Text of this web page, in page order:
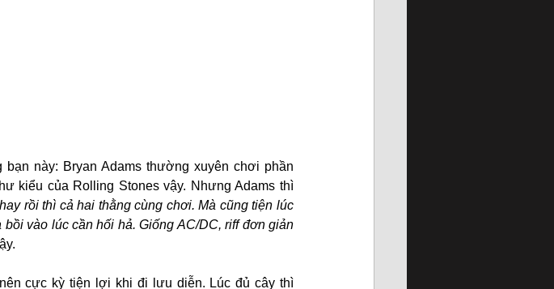
này: Bryan Adams thường xuyên chơi phần
kiểu của Rolling Stones vậy. Nhưng Adams thì
rồi thì cả hai thằng cùng chơi. Mà cũng tiện lúc
vào lúc cần hối hả. Giống AC/DC, riff đơn giản
cực kỳ tiện lợi khi đi lưu diễn. Lúc đủ cây thì